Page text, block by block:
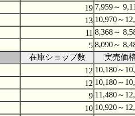
19 7,959～
13 10,970～
11 8,368～
5 8,090～
在庫ショップ数 実売価
12 10,180～
12 10,180～
9 11,480～
10 10,920～